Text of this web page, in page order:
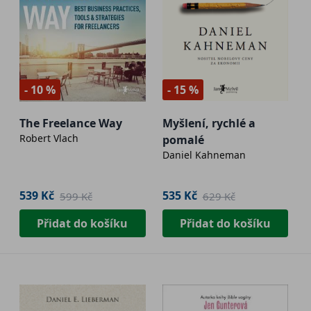
- 10 %
The Freelance Way
Robert Vlach
539 Kč 599 Kč
Přidat do košíku
- 15 %
Myšlení, rychlé a
pomalé
Daniel Kahneman
535 Kč 629 Kč
Přidat do košíku